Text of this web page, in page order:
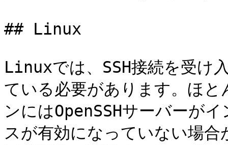
## Linux
Linuxでは、SSH接続を受け
ている必要があります。ほ
ンにはOpenSSHサーバーが
スが有効になっていない場